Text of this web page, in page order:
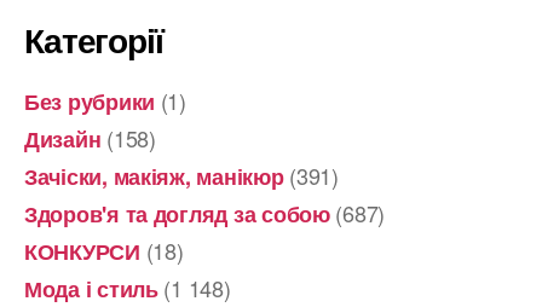
Категорії
Без рубрики (1)
Дизайн (158)
Зачіски, макіяж, манікюр(391)
Здоров'я та догляд за собою(687)
КОНКУРСИ (18)
Мода і стиль(1 148)